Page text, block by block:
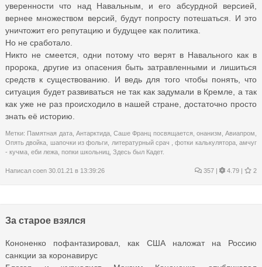
уверенности что над Навальным, и его абсурдной версией,
вернее множеством версий, будут попросту потешаться. И это
уничтожит его репутацию и будущее как политика.
Но не сработало.
Никто не смеется, одни потому что верят в Навального как в
пророка, другие из опасения быть затравленными и лишиться
средств к существованию. И ведь для того чтобы понять, что
ситуация будет развиваться не так как задумали в Кремле, а так
как уже не раз происходило в нашей стране, достаточно просто
знать её историю.
Метки: Памятная дата, Антарктида, Саше Франц посвящается онанизм Авиапром
Опять двойка шапочки из фольги литературный срач ,фотки калькулятора,амчуг
- кучма еби лежа попки школьниц Здесь был Кадет.
Написал coen 30.01.21 в 13:39:26 357 | 4.79 | 2
За старое взялся
Кононенко пофантазировал, как США наложат на Россию
санкции за коронавирус